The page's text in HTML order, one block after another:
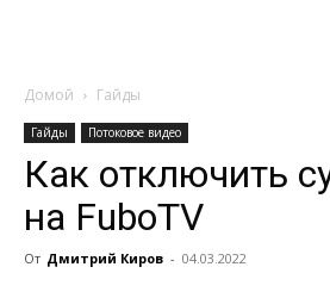
Домой Гайды
Гайды Потоковое видео
Как отключить
на FuboTV
От Дмитрий Киров - 04.03.2022